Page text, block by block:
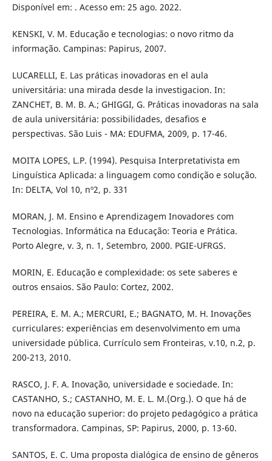
Disponível em: . Acesso em: 25 ago. 2022.
KENSKI, V. M. Educação e tecnologias: o novo ritmo da
informação. Campinas: Papirus, 2007.
LUCARELLI, E. Las práticas inovadoras en el aula
universitária: una mirada desde la investigacion. In:
ZANCHET, B. M. B. A.; GHIGGI, G. Práticas inovadoras na sala
de aula universitária: possibilidades, desafios e
perspectivas. São Luis - MA: EDUFMA, 2009, p. 17-46.
MOITA LOPES, L.P. (1994). Pesquisa Interpretativista em
Linguística Aplicada: a linguagem como condição e solução.
In: DELTA, Vol 10, nº2, p. 331
MORAN, J. M. Ensino e Aprendizagem Inovadores com
Tecnologias. Informática na Educação: Teoria e Prática.
Porto Alegre, v. 3, n. 1, Setembro, 2000. PGIE-UFRGS.
MORIN, E. Educação e complexidade: os sete saberes e
outros ensaios. São Paulo: Cortez, 2002.
PEREIRA, E. M. A.; MERCURI, E.; BAGNATO, M. H. Inovações
curriculares: experiências em desenvolvimento em uma
universidade pública. Currículo sem Fronteiras, v.10, n.2, p.
200-213, 2010.
RASCO, J. F. A. Inovação, universidade e sociedade. In:
CASTANHO, S.; CASTANHO, M. E. L. M.(Org.). O que há de
novo na educação superior: do projeto pedagógico a prática
transformadora. Campinas, SP: Papirus, 2000, p. 13-60.
SANTOS, E. C. Uma proposta dialógica de ensino de gêneros